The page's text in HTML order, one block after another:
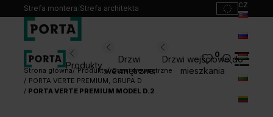
Strefa montera/Strefa architekta cz
hu
Produkty
Drzwi
wewnętrzne
Drzwi wejściowe do
mieszkania
0
Wybierz swoje drzwi
Produkty
Strona główna Produkty Drzwi wewnętrzne
PORTA VERTE PREMIUM, GRUPA D
PORTA VERTE PREMIUM MODEL D.2